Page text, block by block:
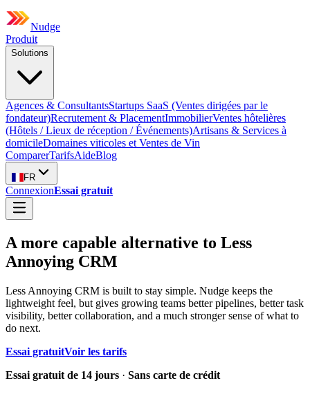
Nudge
Produit
Solutions
Agences & ConsultantsStartups SaaS (Ventes dirigées par le
fondateur)Recrutement & PlacementImmobilierVentes hôtelières
(Hôtels / Lieux de réception / Événements)Artisans & Services à
domicileDomaines viticoles et Ventes de Vin
ComparerTarifsAideBlog
FR
ConnexionEssai gratuit
A more capable alternative to Less
Annoying CRM
Less Annoying CRM is built to stay simple. Nudge keeps the
lightweight feel, but gives growing teams better pipelines, better task
visibility, better collaboration, and a much stronger sense of what to
do next.
Essai gratuitVoir les tarifs
Essai gratuit de 14 jours · Sans carte de crédit